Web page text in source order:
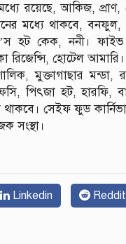
মধ্যে রয়েছে, আকিজ,
মধ্যে থাকবে, বনফুল,
হট কেক, ননী।
রিজেন্সি, হোটেল আমারি।
মুক্তাগাছার
পিৎজা হট,
থাকবে। সেইফ ফুড
সংস্থা।
Linkedin Reddit